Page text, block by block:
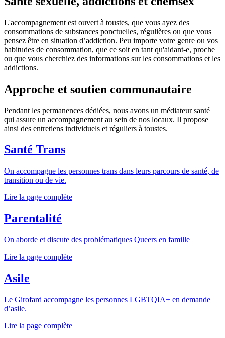
L'accompagnement est ouvert à toustes, que vous ayez des
consommations de substances ponctuelles, régulières ou que vous
pensez être en situation d’addiction. Peu importe votre genre ou vos
habitudes de consommation, que ce soit en tant qu'aidant-e, proche
ou que vous cherchiez des informations sur les consommations et les
addictions.
Approche et soutien communautaire
Pendant les permanences dédiées, nous avons un médiateur santé
qui assure un accompagnement au sein de nos locaux. Il propose
ainsi des entretiens individuels et réguliers à toustes.
Santé Trans
On accompagne les personnes trans dans leurs parcours de santé, de
transition ou de vie.
Lire la page complète
Parentalité
On aborde et discute des problématiques Queers en famille
Lire la page complète
Asile
Le Girofard accompagne les personnes LGBTQIA+ en demande
d’asile.
Lire la page complète